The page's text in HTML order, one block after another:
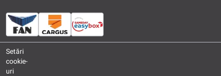
Setări
cookie-
uri